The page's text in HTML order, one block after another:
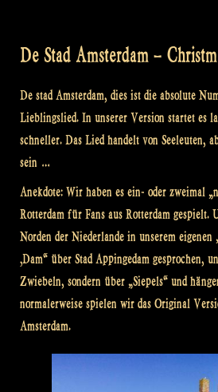
De Stad Amsterdam –
De stad Amsterdam, dies ist die absolute
Lieblingslied. In unserer Version startet es
schneller. Das Lied handelt von Seeleuten,
sein …
Anekdote: Wir haben es ein- oder zweimal
Rotterdam für Fans aus Rotterdam
Norden der Niederlande in unserem eigenen
‚Dam“ über Stad Appingedam gesprochen,
Zwiebeln, sondern über „Siepels“ und
normalerweise spielen wir das Original
Amsterdam.